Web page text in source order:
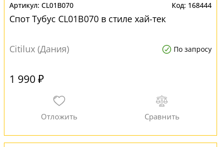
CL01B070 168444
Спот Тубус CL01B070 в стиле хай-тек
Citilux (Дания) По запросу
1 990 ₽